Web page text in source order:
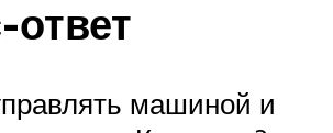
машиной и